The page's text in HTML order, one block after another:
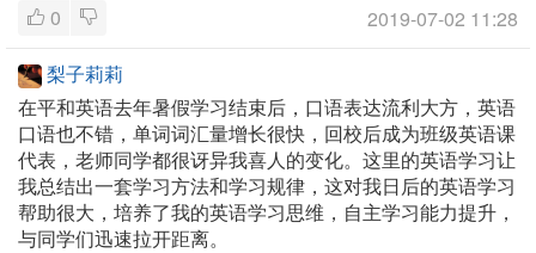
0
2019-07-02 11:28
梨子莉莉
在平和英语去年暑假学习结束后，口语表达流利大方，英语
口语也不错，单词词汇量增长很快，回校后成为班级英语课
代表，老师同学都很讶异我喜人的变化。这里的英语学习让
我总结出一套学习方法和学习规律，这对我日后的英语学习
帮助很大，培养了我的英语学习思维，自主学习能力提升，
与同学们迅速拉开距离。